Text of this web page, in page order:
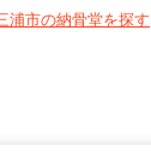
浦市の納骨堂を探す